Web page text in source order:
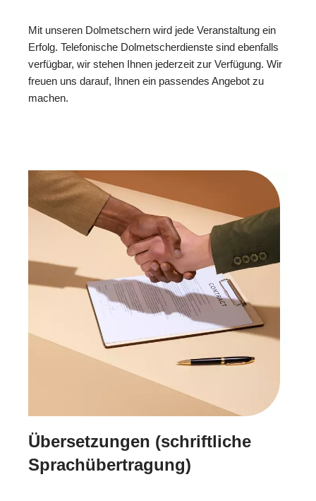
Mit unseren Dolmetschern wird jede Veranstaltung ein
Erfolg. Telefonische Dolmetscherdienste sind ebenfalls
verfügbar, wir stehen Ihnen jederzeit zur Verfügung. Wir
freuen uns darauf, Ihnen ein passendes Angebot zu
machen.
Übersetzungen (schriftliche
Sprachübertragung)